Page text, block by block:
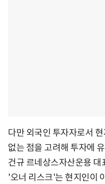
다만 외국인 투자자로서
없는 점을 고려해 투자에
건규 르네상스자산운용 대
'오너 리스크'는 현지인이